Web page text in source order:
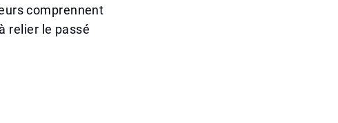
comprennent
relier le passé